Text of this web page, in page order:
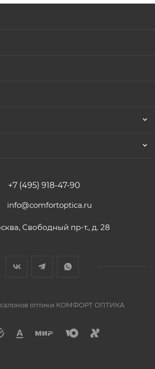
+7 (495) 918-47-90
info@comfortoptica.ru
Свободный пр-т., д. 28
салонов оптики КОМФОРТ ОПТИКА